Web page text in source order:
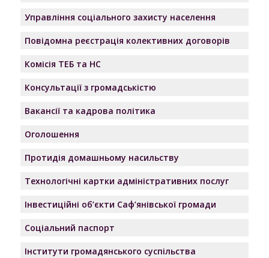
Управління соціального захисту населення
Повідомна реєстрація колективних договорів
Комісія ТЕБ та НС
Консультації з громадськістю
Вакансії та кадрова політика
Оголошення
Протидія домашньому насильству
Технологічні картки адміністративних послуг
Інвестиційні об’єкти Саф’янівської громади
Соціальний паспорт
Інститути громадянського суспільства